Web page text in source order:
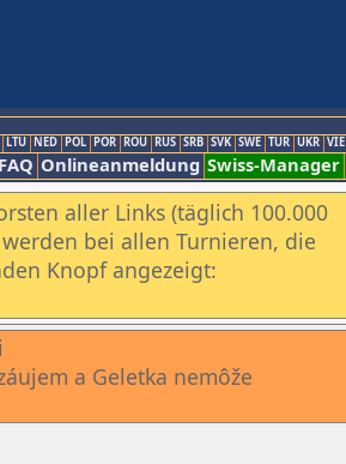
LTU NED POL POR ROU RUS SRB SVK SWE TUR UKR VIE
FAQ Onlineanmeldung Swiss-Manager
aller Links (täglich 100.000
bei allen Turnieren, die
Knopf angezeigt:
a Geletka nemôže